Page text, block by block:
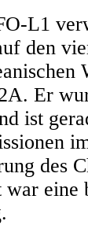
L1
den
Er
ist
des
war eine